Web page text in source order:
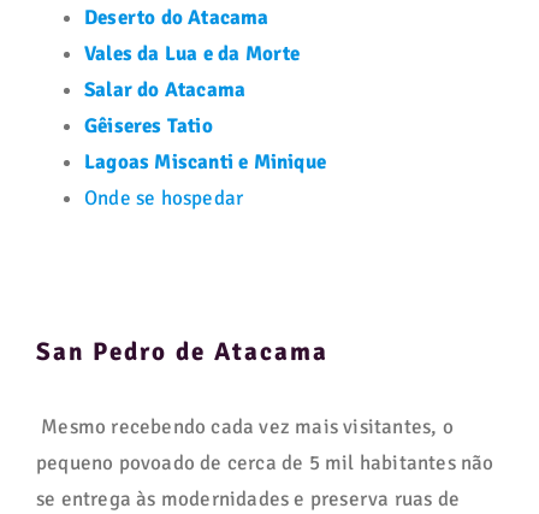
Deserto do Atacama
Vales da Lua e da Morte
Salar do Atacama
Gêiseres Tatio
Lagoas Miscanti e Minique
Onde se hospedar
San Pedro de Atacama
Mesmo recebendo cada vez mais visitantes, o
pequeno povoado de cerca de 5 mil habitantes não
se entrega às modernidades e preserva ruas de